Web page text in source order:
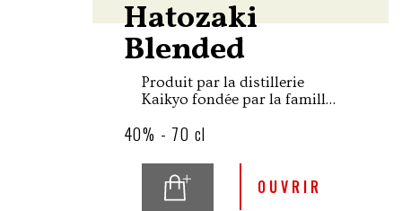
Hatozaki
Blended
Produit par la distillerie
Kaikyo fondée par la famille
depuis 1856, Hatozaki
contenant 40% de single
malt et 60% de whisky de
grain.
40% - 70 cl
OUVRIR